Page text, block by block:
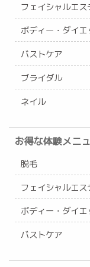
フェイシャルエス
ボディー・ダイエ
バストケア
ブライダル
ネイル
お得な体験メニ
脱毛
フェイシャルエス
ボディー・ダイエ
バストケア